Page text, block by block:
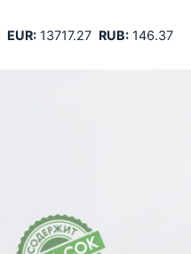
EUR:13717.27 RUB:146.37